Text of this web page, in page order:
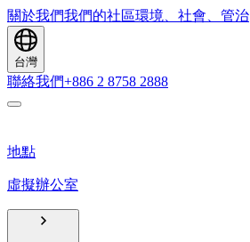
關於我們我們的社區環境、社會、管治
台灣
聯絡我們+886 2 8758 2888
地點
虛擬辦公室